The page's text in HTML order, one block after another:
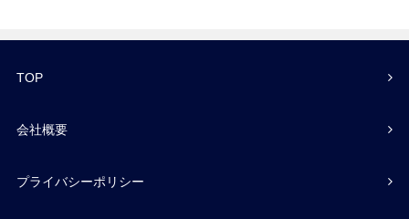
TOP
会社概要
プライバシーポリシー